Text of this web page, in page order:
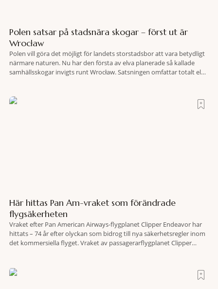
Polen satsar på stadsnära skogar – först ut är
Wrocław
Polen vill göra det möjligt för landets storstadsbor att vara betydligt
närmare naturen. Nu har den första av elva planerade så kallade
samhällsskogar invigts runt Wrocław. Satsningen omfattar totalt elva
fler människor ska kunna promenera, motionera
Här hittas Pan Am-vraket som förändrade
flygsäkerheten
Vraket efter Pan American Airways-flygplanet Clipper Endeavor har
hittats – 74 år efter olyckan som bidrog till nya säkerhetsregler inom
det kommersiella flyget. Vraket av passagerarflygplanet Clipper
lokaliserades den 2 juni i år med hjälp